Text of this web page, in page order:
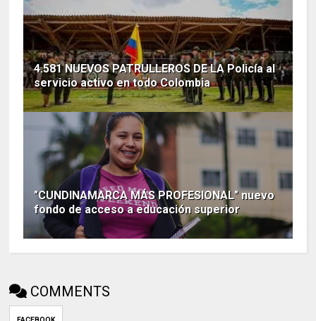
4.581 NUEVOS PATRULLEROS DE LA Policía al
servicio activo en todo Colombia
"CUNDINAMARCA MÁS PROFESIONAL" nuevo
fondo de acceso a educación superior
COMMENTS